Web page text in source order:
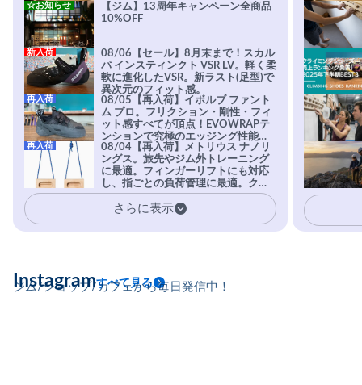
【ジム】13周年キャンペーン全商品
10%OFF
☆お知らせ
08/06【セール】8月末まで！スカル
パ インスティンクト VSR LV。軽く柔
軟に進化したVSR。新ラスト(足型)で
異次元のフィット感。
新入荷
08/05【再入荷】イボルブ ファント
ム プロ。フリクション・剛性・フィ
ット感すべてが頂点！EVOWRAPテ
ンションで究極のエッジング性能を
実現。進化系ラバーEvo-74はTRAX
を凌駕する粘着力で極小ホールドに
安心感。
再入荷
08/04【再入荷】メトリウス ナノリ
ングス。旅先やジム外トレーニング
に最適。フィンガーリフトにも対応
し、指ごとの負荷管理に最適。クラ
イマーの指を本気で鍛えるギア。
再入荷
さらに表示
ジム/ショップ/カフェから毎日発信中！
Instagramすべて見る